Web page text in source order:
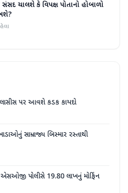
ચાલશે કે વિપક્ષ પોતાનો હોબાળો
પર આવશે કડક કાયદો
સામ્રાજ્ય બિસ્માર રસ્તાથી
પોલીસે 19.80 લાખનું મોર્ફિન